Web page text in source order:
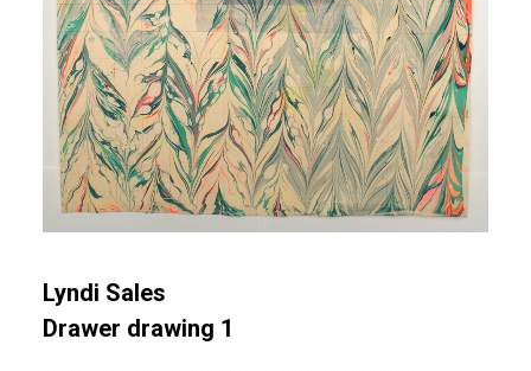
Lyndi Sales
Drawer drawing 1